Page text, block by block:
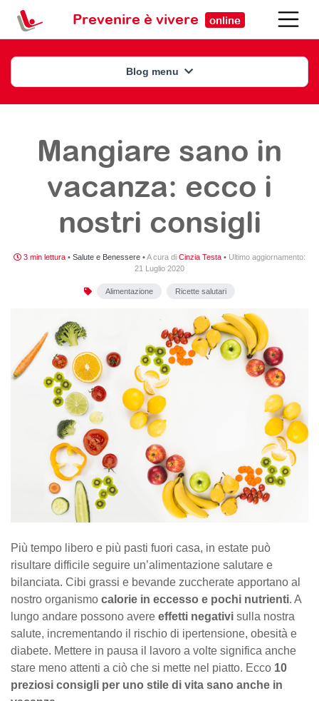
Prevenire è vivere online
Blog menu
Mangiare sano in
vacanza: ecco i
nostri consigli
3 min lettura • Salute e Benessere •A cura di Cinzia Testa • Ultimo aggiornamento:
21 Luglio 2020
Alimentazione Ricette salutari
Più tempo libero e più pasti fuori casa, in estate può
risultare difficile seguire un’alimentazione salutare e
bilanciata. Cibi grassi e bevande zuccherate apportano al
nostro organismo calorie in eccesso e pochi nutrienti. A
lungo andare possono avere effetti negativi sulla nostra
salute, incrementando il rischio di ipertensione, obesità e
diabete. Mettere in pausa il lavoro a volte significa anche
stare meno attenti a ciò che si mette nel piatto. Ecco 10
preziosi consigli per uno stile di vita sano anche in